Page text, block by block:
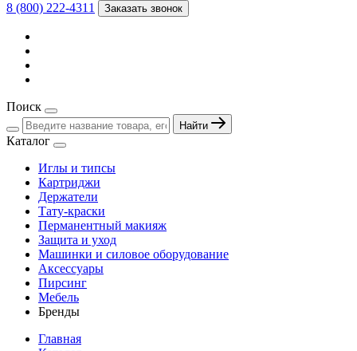
8 (800) 222-4311
Заказать звонок
Поиск
Найти
Каталог
Иглы и типсы
Картриджи
Держатели
Тату-краски
Перманентный макияж
Защита и уход
Машинки и силовое оборудование
Аксессуары
Пирсинг
Мебель
Бренды
Главная